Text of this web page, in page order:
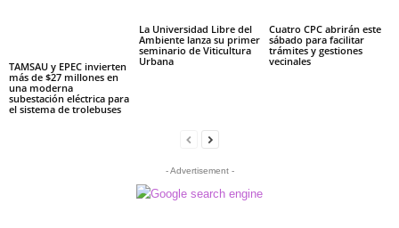
TAMSAU y EPEC invierten
más de $27 millones en
una moderna
subestación eléctrica para
el sistema de trolebuses
La Universidad Libre del
Ambiente lanza su primer
seminario de Viticultura
Urbana
Cuatro CPC abrirán este
sábado para facilitar
trámites y gestiones
vecinales
- Advertisement -